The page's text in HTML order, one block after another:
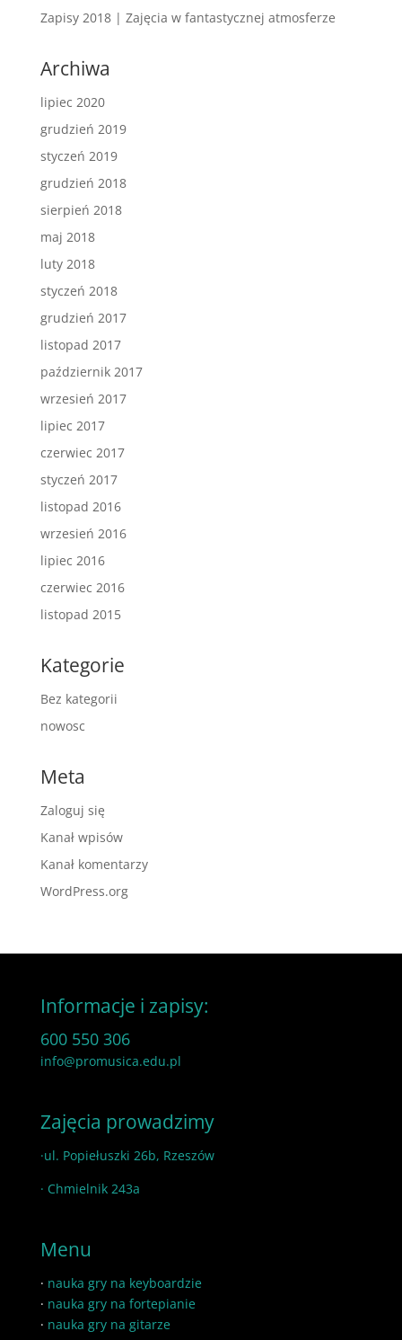
Zapisy 2018 | Zajęcia w fantastycznej atmosferze
Archiwa
lipiec 2020
grudzień 2019
styczeń 2019
grudzień 2018
sierpień 2018
maj 2018
luty 2018
styczeń 2018
grudzień 2017
listopad 2017
październik 2017
wrzesień 2017
lipiec 2017
czerwiec 2017
styczeń 2017
listopad 2016
wrzesień 2016
lipiec 2016
czerwiec 2016
listopad 2015
Kategorie
Bez kategorii
nowosc
Meta
Zaloguj się
Kanał wpisów
Kanał komentarzy
WordPress.org
Informacje i zapisy:
600 550 306
info@promusica.edu.pl
Zajęcia prowadzimy
·ul. Popiełuszki 26b, Rzeszów
· Chmielnik 243a
Menu
· nauka gry na keyboardzie
· nauka gry na fortepianie
· nauka gry na gitarze